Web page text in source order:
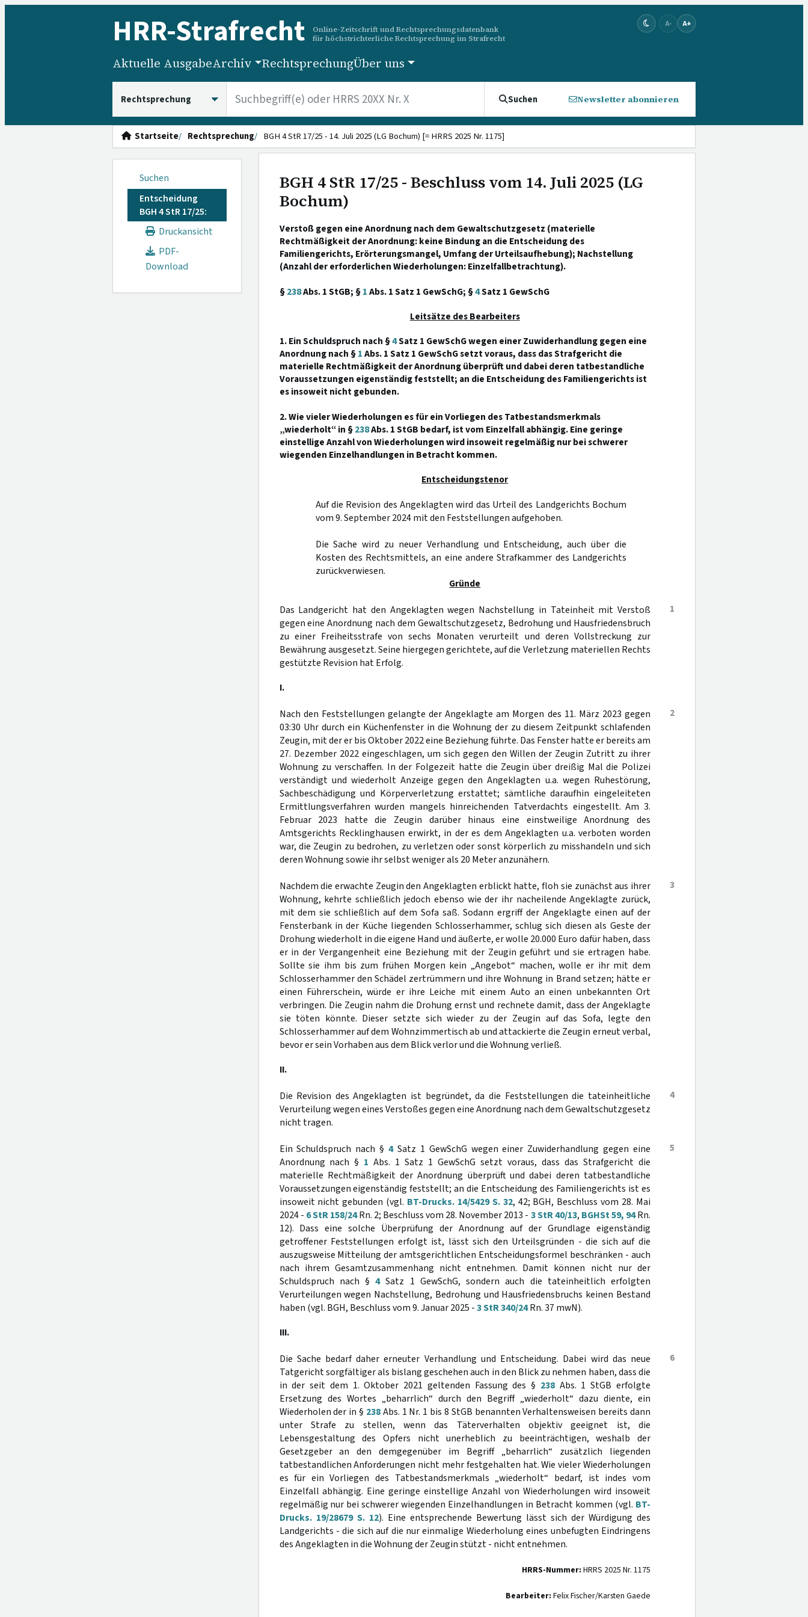
HRR-Strafrecht
Online-Zeitschrift und Rechtsprechungsdatenbank
für höchstrichterliche Rechtsprechung im Strafrecht
A- A+
Aktuelle AusgabeArchiv RechtsprechungÜber uns
Suchen Newsletter abonnieren
Startseite Rechtsprechung BGH 4 StR 17/25 - 14. Juli 2025 (LG Bochum) [= HRRS 2025 Nr. 1175]
Suchen
Entscheidung
BGH 4 StR 17/25:
Druckansicht
PDF-
Download
BGH 4 StR 17/25 - Beschluss vom 14. Juli 2025 (LG
Bochum)
Verstoß gegen eine Anordnung nach dem Gewaltschutzgesetz (materielle
Rechtmäßigkeit der Anordnung: keine Bindung an die Entscheidung des
Familiengerichts, Erörterungsmangel, Umfang der Urteilsaufhebung); Nachstellung
(Anzahl der erforderlichen Wiederholungen: Einzelfallbetrachtung).
§238Abs. 1 StGB; §1Abs. 1 Satz 1 GewSchG; §4Satz 1 GewSchG
Leitsätze des Bearbeiters
1. Ein Schuldspruch nach §4Satz 1 GewSchG wegen einer Zuwiderhandlung gegen eine
Anordnung nach §1Abs. 1 Satz 1 GewSchG setzt voraus, dass das Strafgericht die
materielle Rechtmäßigkeit der Anordnung überprüft und dabei deren tatbestandliche
Voraussetzungen eigenständig feststellt; an die Entscheidung des Familiengerichts ist
es insoweit nicht gebunden.
2. Wie vieler Wiederholungen es für ein Vorliegen des Tatbestandsmerkmals
„wiederholt“ in §238Abs. 1 StGB bedarf, ist vom Einzelfall abhängig. Eine geringe
einstellige Anzahl von Wiederholungen wird insoweit regelmäßig nur bei schwerer
wiegenden Einzelhandlungen in Betracht kommen.
Entscheidungstenor
Auf die Revision des Angeklagten wird das Urteil des Landgerichts Bochum
vom 9. September 2024 mit den Feststellungen aufgehoben.
Die Sache wird zu neuer Verhandlung und Entscheidung, auch über die
Kosten des Rechtsmittels, an eine andere Strafkammer des Landgerichts
zurückverwiesen.
Gründe
1
Das Landgericht hat den Angeklagten wegen Nachstellung in Tateinheit mit Verstoß
gegen eine Anordnung nach dem Gewaltschutzgesetz, Bedrohung und Hausfriedensbruch
zu einer Freiheitsstrafe von sechs Monaten verurteilt und deren Vollstreckung zur
Bewährung ausgesetzt. Seine hiergegen gerichtete, auf die Verletzung materiellen Rechts
gestützte Revision hat Erfolg.
I.
2
Nach den Feststellungen gelangte der Angeklagte am Morgen des 11. März 2023 gegen
03:30 Uhr durch ein Küchenfenster in die Wohnung der zu diesem Zeitpunkt schlafenden
Zeugin, mit der er bis Oktober 2022 eine Beziehung führte. Das Fenster hatte er bereits am
27. Dezember 2022 eingeschlagen, um sich gegen den Willen der Zeugin Zutritt zu ihrer
Wohnung zu verschaffen. In der Folgezeit hatte die Zeugin über dreißig Mal die Polizei
verständigt und wiederholt Anzeige gegen den Angeklagten u.a. wegen Ruhestörung,
Sachbeschädigung und Körperverletzung erstattet; sämtliche daraufhin eingeleiteten
Ermittlungsverfahren wurden mangels hinreichenden Tatverdachts eingestellt. Am 3.
Februar 2023 hatte die Zeugin darüber hinaus eine einstweilige Anordnung des
Amtsgerichts Recklinghausen erwirkt, in der es dem Angeklagten u.a. verboten worden
war, die Zeugin zu bedrohen, zu verletzen oder sonst körperlich zu misshandeln und sich
deren Wohnung sowie ihr selbst weniger als 20 Meter anzunähern.
3
Nachdem die erwachte Zeugin den Angeklagten erblickt hatte, floh sie zunächst aus ihrer
Wohnung, kehrte schließlich jedoch ebenso wie der ihr nacheilende Angeklagte zurück,
mit dem sie schließlich auf dem Sofa saß. Sodann ergriff der Angeklagte einen auf der
Fensterbank in der Küche liegenden Schlosserhammer, schlug sich diesen als Geste der
Drohung wiederholt in die eigene Hand und äußerte, er wolle 20.000 Euro dafür haben, dass
er in der Vergangenheit eine Beziehung mit der Zeugin geführt und sie ertragen habe.
Sollte sie ihm bis zum frühen Morgen kein „Angebot“ machen, wolle er ihr mit dem
Schlosserhammer den Schädel zertrümmern und ihre Wohnung in Brand setzen; hätte er
einen Führerschein, würde er ihre Leiche mit einem Auto an einen unbekannten Ort
verbringen. Die Zeugin nahm die Drohung ernst und rechnete damit, dass der Angeklagte
sie töten könnte. Dieser setzte sich wieder zu der Zeugin auf das Sofa, legte den
Schlosserhammer auf dem Wohnzimmertisch ab und attackierte die Zeugin erneut verbal,
bevor er sein Vorhaben aus dem Blick verlor und die Wohnung verließ.
II.
4
Die Revision des Angeklagten ist begründet, da die Feststellungen die tateinheitliche
Verurteilung wegen eines Verstoßes gegen eine Anordnung nach dem Gewaltschutzgesetz
nicht tragen.
5
Ein Schuldspruch nach § 4Satz 1 GewSchG wegen einer Zuwiderhandlung gegen eine
Anordnung nach § 1 Abs. 1 Satz 1 GewSchG setzt voraus, dass das Strafgericht die
materielle Rechtmäßigkeit der Anordnung überprüft und dabei deren tatbestandliche
Voraussetzungen eigenständig feststellt; an die Entscheidung des Familiengerichts ist es
insoweit nicht gebunden (vgl. BT-Drucks. 14/5429 S. 32, 42; BGH, Beschluss vom 28. Mai
2024 - 6 StR 158/24Rn. 2; Beschluss vom 28. November 2013 - 3 StR 40/13, BGHSt 59, 94Rn.
12). Dass eine solche Überprüfung der Anordnung auf der Grundlage eigenständig
getroffener Feststellungen erfolgt ist, lässt sich den Urteilsgründen - die sich auf die
auszugsweise Mitteilung der amtsgerichtlichen Entscheidungsformel beschränken - auch
nach ihrem Gesamtzusammenhang nicht entnehmen. Damit können nicht nur der
Schuldspruch nach §4Satz 1 GewSchG, sondern auch die tateinheitlich erfolgten
Verurteilungen wegen Nachstellung, Bedrohung und Hausfriedensbruchs keinen Bestand
haben (vgl. BGH, Beschluss vom 9. Januar 2025 -3 StR 340/24Rn. 37 mwN).
III.
6
Die Sache bedarf daher erneuter Verhandlung und Entscheidung. Dabei wird das neue
Tatgericht sorgfältiger als bislang geschehen auch in den Blick zu nehmen haben, dass die
in der seit dem 1. Oktober 2021 geltenden Fassung des § 238Abs. 1 StGB erfolgte
Ersetzung des Wortes „beharrlich“ durch den Begriff „wiederholt“ dazu diente, ein
Wiederholen der in § 238Abs. 1 Nr. 1 bis 8 StGB benannten Verhaltensweisen bereits dann
unter Strafe zu stellen, wenn das Täterverhalten objektiv geeignet ist, die
Lebensgestaltung des Opfers nicht unerheblich zu beeinträchtigen, weshalb der
Gesetzgeber an den demgegenüber im Begriff „beharrlich“ zusätzlich liegenden
tatbestandlichen Anforderungen nicht mehr festgehalten hat. Wie vieler Wiederholungen
es für ein Vorliegen des Tatbestandsmerkmals „wiederholt“ bedarf, ist indes vom
Einzelfall abhängig. Eine geringe einstellige Anzahl von Wiederholungen wird insoweit
regelmäßig nur bei schwerer wiegenden Einzelhandlungen in Betracht kommen (vgl. BT-
Drucks. 19/28679 S. 12). Eine entsprechende Bewertung lässt sich der Würdigung des
Landgerichts - die sich auf die nur einmalige Wiederholung eines unbefugten Eindringens
des Angeklagten in die Wohnung der Zeugin stützt - nicht entnehmen.
HRRS-Nummer: HRRS 2025 Nr. 1175
Bearbeiter: Felix Fischer/Karsten Gaede